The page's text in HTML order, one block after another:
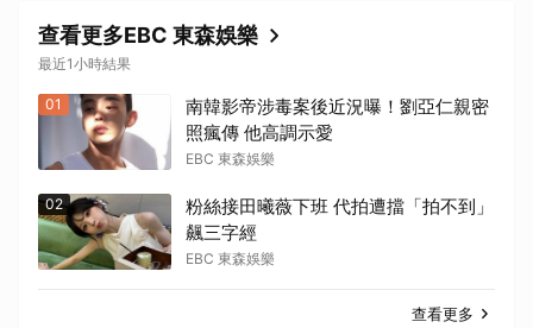
查看更多EBC 東森娛樂
最近1小時結果
01
南韓影帝涉毒案後近況曝！劉亞仁親密
照瘋傳 他高調示愛
EBC 東森娛樂
02
粉絲接田曦薇下班 代拍遭擋「拍不到」
飆三字經
EBC 東森娛樂
查看更多